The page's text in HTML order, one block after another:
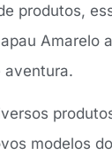
produtos,
aventura.
modelos